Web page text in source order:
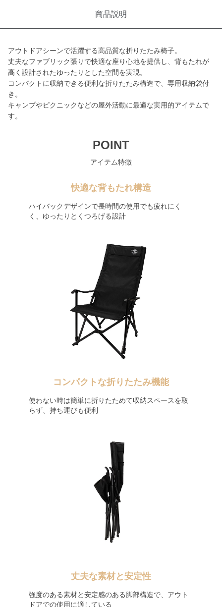
商品説明
アウトドアシーンで活躍する高品質な折りたたみ椅子。
丈夫なファブリック張りで快適な座り心地を提供し、背もたれが
高く設計されたゆったりとした空間を実現。
コンパクトに収納できる便利な折りたたみ構造で、専用収納袋付
き。
キャンプやピクニックなどの屋外活動に最適な実用的アイテムで
す。
POINT
アイテム特徴
快適な背もたれ構造
ハイバックデザインで長時間の使用でも疲れにく
く、ゆったりとくつろげる設計
コンパクトな折りたたみ機能
使わない時は簡単に折りたためて収納スペースを取
らず、持ち運びも便利
丈夫な素材と安定性
強度のある素材と安定感のある脚部構造で、アウト
ドアでの使用に適している